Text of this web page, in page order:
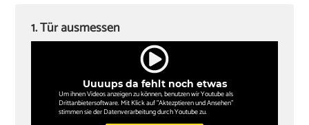
‏Kreuzschlitzschraubendreher
‏Wasserwaagen (60 cm, 180 cm)
‏Zollstock
Uuuups da fehlt noch etwas
Um ihnen Videos anzeigen zu können, benutzen wir Youtube als
Drittanbietersoftware. Mit Klick auf "Aktezptieren und Ansehen"
stimmen sie der Datenverarbeitung durch Youtube zu.
1. Tür ausmessen